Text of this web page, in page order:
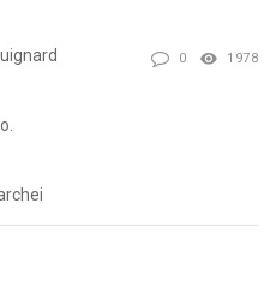
0 1978